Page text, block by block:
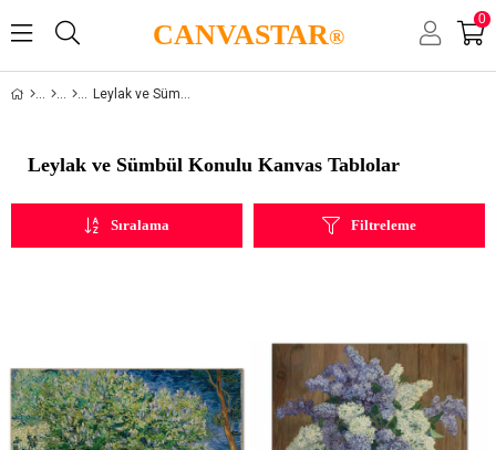
CANVASTAR®
0
Leylak ve Sümbül
Leylak ve Sümbül Konulu Kanvas Tablolar
Filtreleme
Sıralama